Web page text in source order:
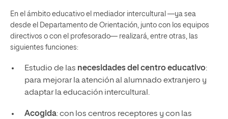
En el ámbito educativo el mediador intercultural —ya sea
desde el Departamento de Orientación, junto con los equipos
directivos o con el profesorado— realizará, entre otras, las
siguientes funciones:
Estudio de las necesidades del centro educativo:
para mejorar la atención al alumnado extranjero y
adaptar la educación intercultural.
Acogida: con los centros receptores y con las